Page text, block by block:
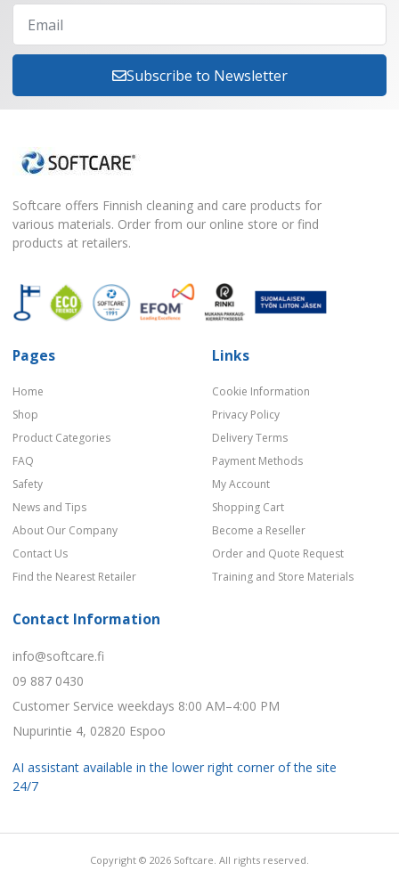
Subscribe to Newsletter
Softcare offers Finnish cleaning and care products for
various materials. Order from our online store or find
products at retailers.
Pages
Home
Shop
Product Categories
FAQ
Safety
News and Tips
About Our Company
Contact Us
Find the Nearest Retailer
Links
Cookie Information
Privacy Policy
Delivery Terms
Payment Methods
My Account
Shopping Cart
Become a Reseller
Order and Quote Request
Training and Store Materials
Contact Information
info@softcare.fi
09 887 0430
Customer Service weekdays 8:00 AM–4:00 PM
Nupurintie 4, 02820 Espoo
AI assistant available in the lower right corner of the site
24/7
Copyright © 2026 Softcare. All rights reserved.